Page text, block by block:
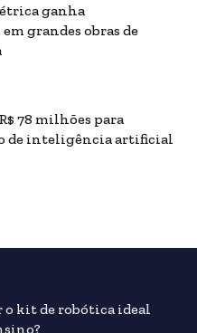
ganha
grandes obras de
78 milhões para
de inteligência artificial
o kit de robótica ideal